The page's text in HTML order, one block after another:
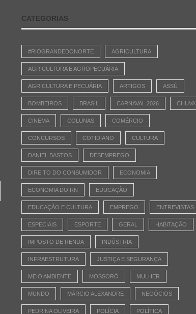
CATEGORIAS
#RIOGRANDEDONORTE AGRICULTURA
AGRICULTURA E AGROPECUÁRIA
AGRICULTURA E PECUÁRIA ARTIGOS ASSÚ
BOMBEIROS BRASIL CARNAVAL 2026 CHUVA
CINEMA COLUNAS COMÉRCIO
CONCURSOS COTIDIANO CULTURA
DANIEL BASTOS DESEMPREGO
DIREITO DO CONSUMIDOR ECONOMIA
ECONOMIA DO RN EDUCAÇÃO
EDUCAÇÃO E CULTURA EMPREGO ENTREVISTAS
ESPECIAIS ESPORTE GERAL HABITAÇÃO
IMPOSTO DE RENDA INDÚSTRIA
INFRAESTRUTURA JUSTIÇA E SEGURANÇA
MEIO AMBIENTE MOSSORÓ MULHER
MUNDO MÁRCIO ALEXANDRE NEGÓCIOS
PEDRINA OLIVEIRA POLÍCIA POLÍTICA